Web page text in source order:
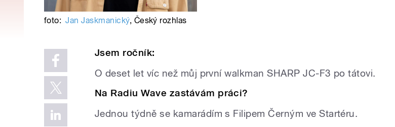
foto: Jan Jaskmanický, Český rozhlas
Jsem ročník:
O deset let víc než můj první walkman SHARP JC-F3 po tátovi.
Na Radiu Wave zastávám práci?
Jednou týdně se kamarádím s Filipem Černým ve Startéru.